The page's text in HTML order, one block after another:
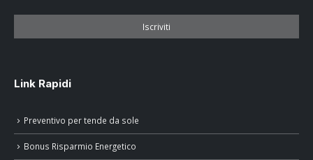
Link Rapidi
Preventivo per tende da sole
Bonus Risparmio Energetico